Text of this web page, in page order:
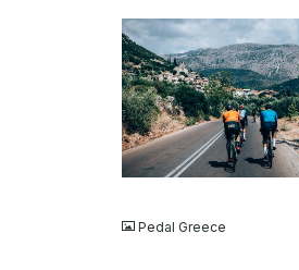
JPG
Pedal Greece